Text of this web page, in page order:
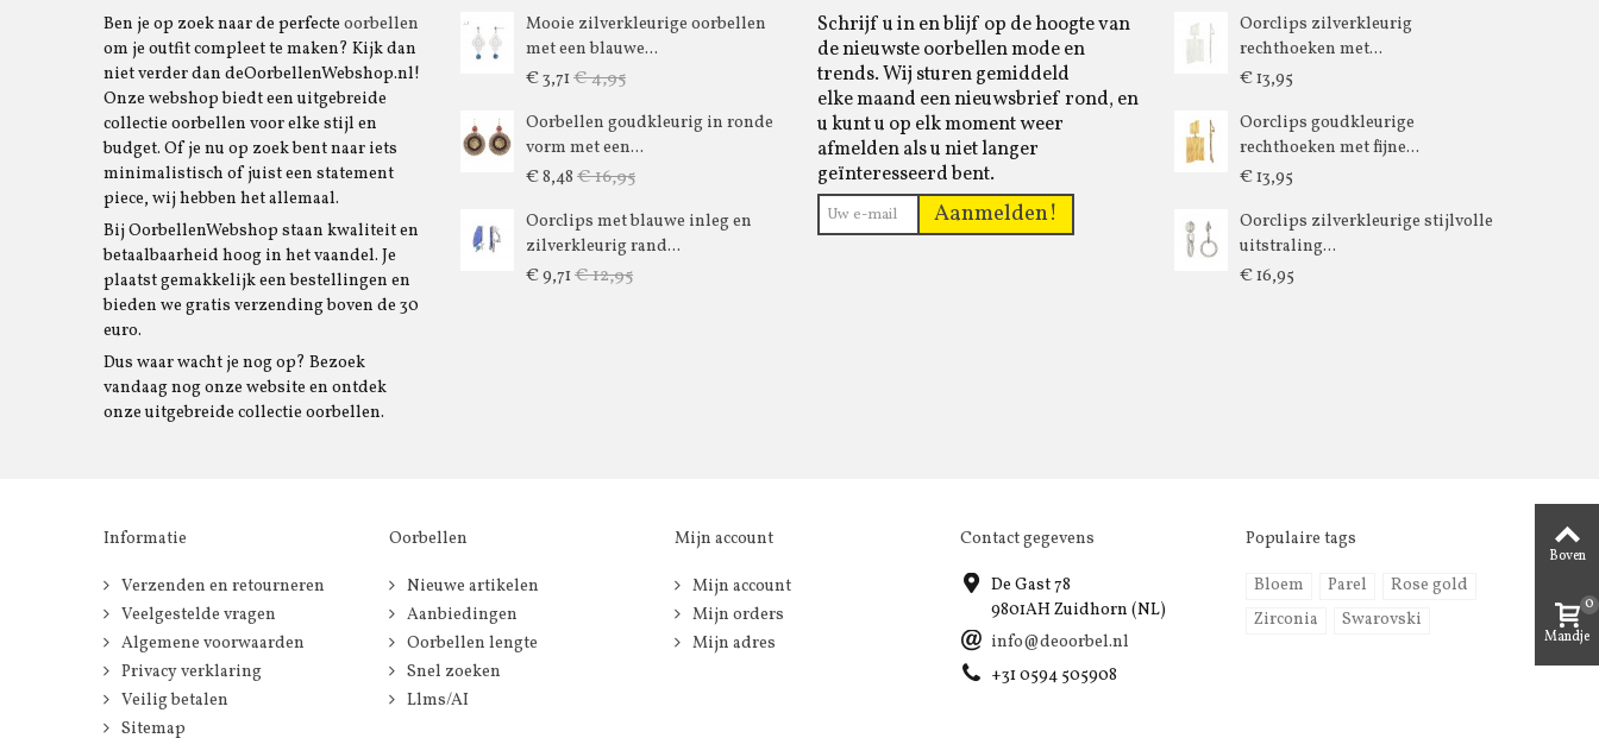
Ben je op zoek naar de perfecte oorbellen
om je outfit compleet te maken? Kijk dan
niet verder dan deOorbellenWebshop.nl!
Onze webshop biedt een uitgebreide
collectie oorbellen voor elke stijl en
budget. Of je nu op zoek bent naar iets
minimalistisch of juist een statement
piece, wij hebben het allemaal.
Bij OorbellenWebshop staan kwaliteit en
betaalbaarheid hoog in het vaandel. Je
plaatst gemakkelijk een bestellingen en
bieden we gratis verzending boven de 30
euro.
Dus waar wacht je nog op? Bezoek
vandaag nog onze website en ontdek
onze uitgebreide collectie oorbellen.
Mooie zilverkleurige oorbellen
met een blauwe...
€ 3,71 € 4,95
Oorbellen goudkleurig in ronde
vorm met een...
€ 8,48 € 16,95
Oorclips met blauwe inleg en
zilverkleurig rand...
€ 9,71 € 12,95
Schrijf u in en blijf op de hoogte van
de nieuwste oorbellen mode en
trends. Wij sturen gemiddeld
elke maand een nieuwsbrief rond, en
u kunt u op elk moment weer
afmelden als u niet langer
geïnteresseerd bent.
Aanmelden!
Oorclips zilverkleurig
rechthoeken met...
€ 13,95
Oorclips goudkleurige
rechthoeken met fijne...
€ 13,95
Oorclips zilverkleurige stijlvolle
uitstraling...
€ 16,95
Informatie
Verzenden en retourneren
Veelgestelde vragen
Algemene voorwaarden
Privacy verklaring
Veilig betalen
Sitemap
Oorbellen
Nieuwe artikelen
Aanbiedingen
Oorbellen lengte
Snel zoeken
Llms/AI
Mijn account
Mijn account
Mijn orders
Mijn adres
Contact gegevens
De Gast 78
9801AH Zuidhorn (NL)
info@deoorbel.nl
+31 0594 505908
Populaire tags
Bloem Parel
Rose gold
Zirconia
Swarovski
Boven
Mandje
0